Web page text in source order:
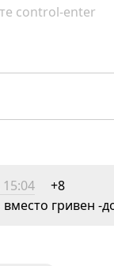
control-enter
+8
гривен -